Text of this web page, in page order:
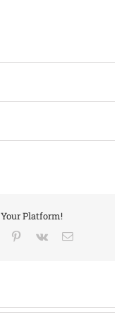
Platform!